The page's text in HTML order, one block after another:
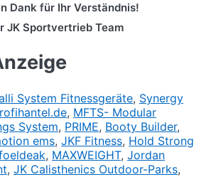
Dank für Ihr Verständnis!
JK Sportvertrieb Team
System Fitnessgeräte, Synergy
, MFTS- Modular
System, PRIME, Booty Builder,
ems, JKF Fitness, Hold Strong
, MAXWEIGHT, Jordan
, JK Calisthenics Outdoor-Parks,